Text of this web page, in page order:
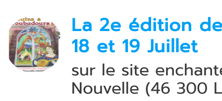
La 2e édition
18 et 19 Juillet
sur le site
Nouvelle (46 300